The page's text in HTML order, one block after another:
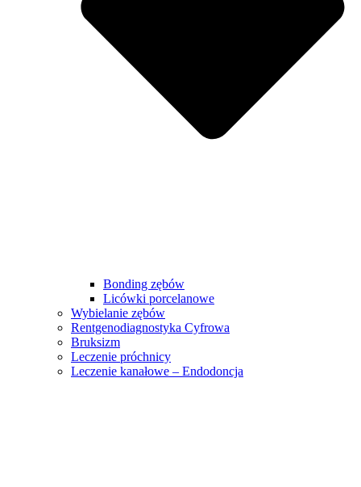
Bonding zębów
Licówki porcelanowe
Wybielanie zębów
Rentgenodiagnostyka Cyfrowa
Bruksizm
Leczenie próchnicy
Leczenie kanałowe – Endodoncja